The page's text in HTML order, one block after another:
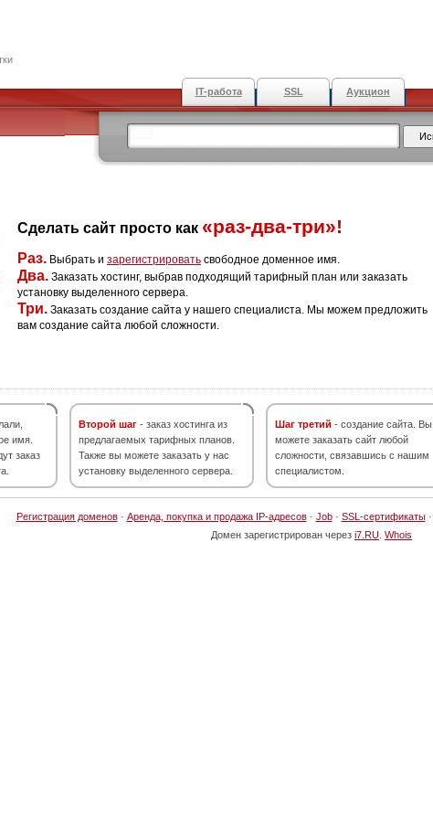
IT-работа SSL Аукцион
Сделать сайт просто как «раз-два-три»!
Раз. Выбрать и зарегистрировать свободное доменное имя.
Два. Заказать хостинг, выбрав подходящий тарифный план или заказать
установку выделенного сервера.
Три. Заказать создание сайта у нашего специалиста. Мы можем предложить
вам создание сайта любой сложности.
имя.
заказ
Второй шаг - заказ хостинга из
предлагаемых тарифных планов.
Также вы можете заказать у нас
установку выделенного сервера.
Шаг третий - создание сайта. Вы
можете заказать сайт любой
сложности, связавшись с нашим
специалистом.
Регистрация доменов· Аренда, покупка и продажа IP-адресов· Job· SSL-сертификаты·
Домен зарегистрирован через i7.RU Whois